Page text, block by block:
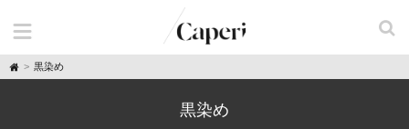
H
o
黒染め
黒染め